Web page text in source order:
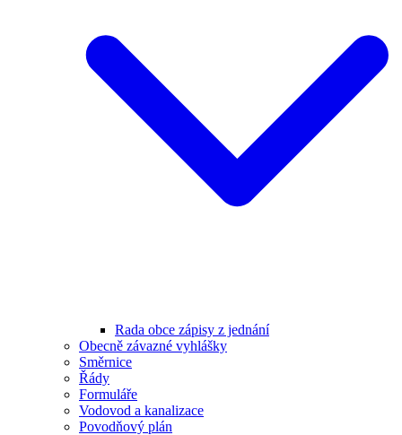
Rada obce zápisy z jednání
Obecně závazné vyhlášky
Směrnice
Řády
Formuláře
Vodovod a kanalizace
Povodňový plán